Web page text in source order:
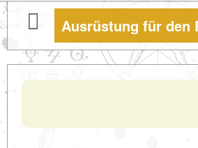
Ausrüstung für den